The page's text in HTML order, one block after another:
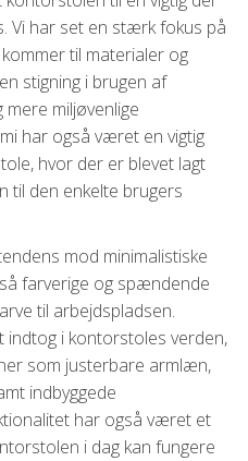
Vi har set en stærk fokus på
til materialer og
stigning i brugen af
miljøvenlige
har også været en vigtig
hvor der er blevet lagt
til den enkelte brugers
mod minimalistiske
farverige og spændende
til arbejdspladsen.
indtog i kontorstoles verden,
som justerbare armlæn,
indbyggede
har også været et
i dag kan fungere